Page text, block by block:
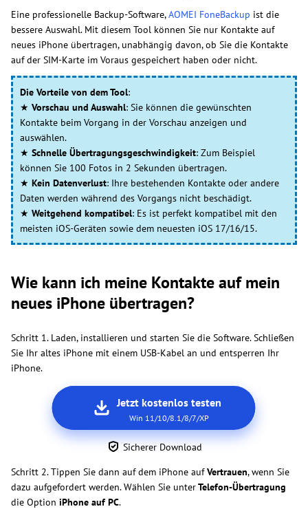
Eine professionelle Backup-Software,AOMEI FoneBackup ist die
bessere Auswahl. Mit diesem Tool können Sie nur Kontakte auf
neues iPhone übertragen, unabhängig davon, ob Sie die Kontakte
auf der SIM-Karte im Voraus gespeichert haben oder nicht.
Die Vorteile von dem Tool:
★ Vorschau und Auswahl: Sie können die gewünschten
Kontakte beim Vorgang in der Vorschau anzeigen und
auswählen.
★ Schnelle Übertragungsgeschwindigkeit: Zum Beispiel
können Sie 100 Fotos in 2 Sekunden übertragen.
★ Kein Datenverlust: Ihre bestehenden Kontakte oder andere
Daten werden während des Vorgangs nicht beschädigt.
★ Weitgehend kompatibel: Es ist perfekt kompatibel mit den
meisten iOS-Geräten sowie dem neuesten iOS 17/16/15.
Wie kann ich meine Kontakte auf mein
neues iPhone übertragen?
Schritt 1. Laden, installieren und starten Sie die Software. Schließen
Sie Ihr altes iPhone mit einem USB-Kabel an und entsperren Ihr
iPhone.
Jetzt kostenlos testen
Win 11/10/8.1/8/7/XP
Sicherer Download
Schritt 2. Tippen Sie dann auf dem iPhone aufVertrauen, wenn Sie
dazu aufgefordert werden. Wählen Sie unterTelefon-Übertragung
die Option iPhone auf PC.